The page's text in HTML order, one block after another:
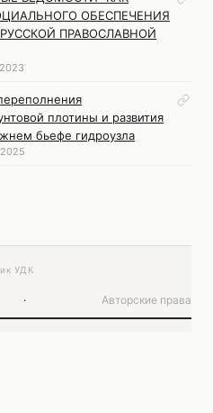
ОБЕСПЕЧЕНИЯ
ПРАВОСЛАВНОЙ
плотины и развития
бьефе гидроузла
УДК
· Авторские права